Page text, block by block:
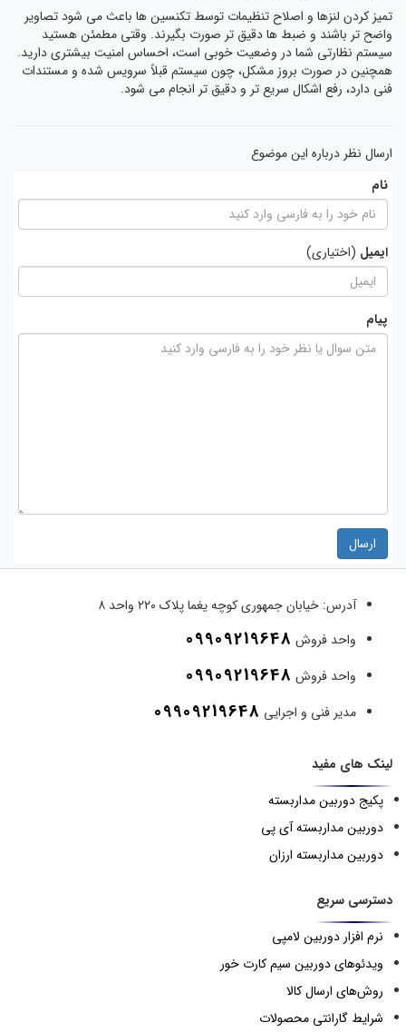
تمیز کردن لنزها و اصلاح تنظیمات توسط تکنسین ها باعث می شود تصاویر
واضح تر باشند و ضبط ها دقیق تر صورت بگیرند. وقتی مطمئن هستید
سیستم نظارتی شما در وضعیت خوبی است، احساس امنیت بیشتری دارید.
همچنین در صورت بروز مشکل، چون سیستم قبلاً سرویس شده و مستندات
فنی دارد، رفع اشکال سریع تر و دقیق تر انجام می شود.
ارسال نظر درباره این موضوع
نام
ایمیل (اختیاری)
پیام
ارسال
آدرس: خیابان جمهوری کوچه یغما پلاک ۲۲۰ واحد ۸
واحد فروش 09909219648
واحد فروش 09909219648
مدیر فنی و اجرایی 09909219648
لینک های مفید
پکیج دوربین مداربسته
دوربین مداربسته آی پی
دوربین مداربسته ارزان
دسترسی سریع
نرم افزار دوربین لامپی
ویدئوهای دوربین سیم کارت خور
روش‌های ارسال کالا
شرایط گارانتی محصولات